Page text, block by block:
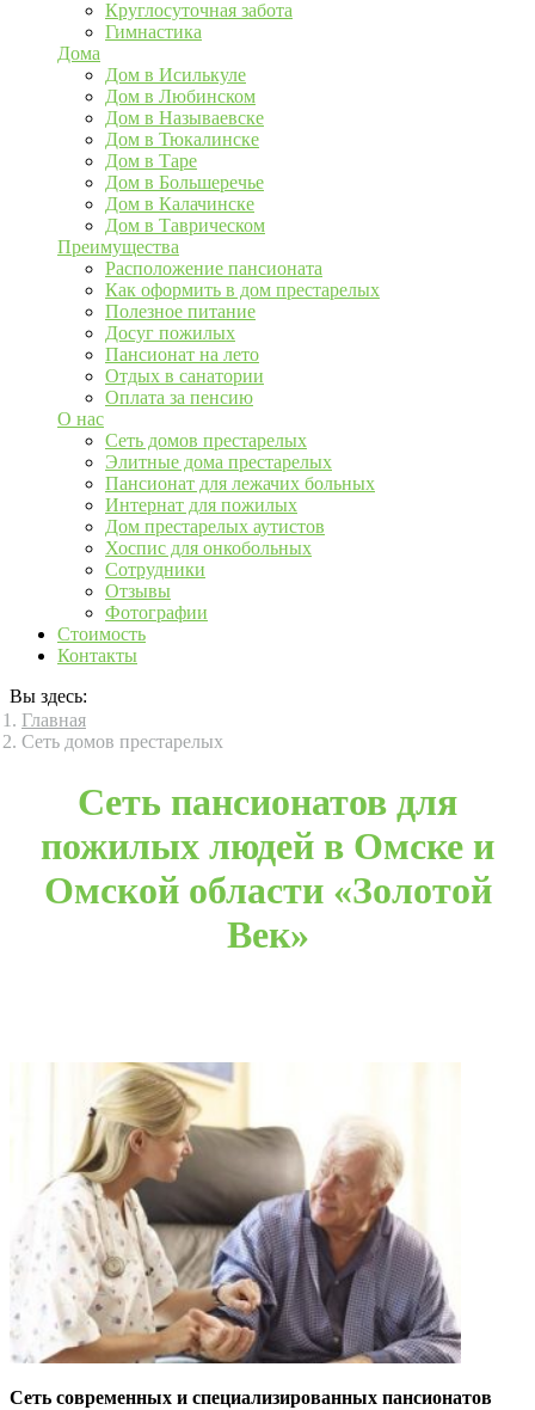
Круглосуточная забота
Гимнастика
Дома
Дом в Исилькуле
Дом в Любинском
Дом в Называевске
Дом в Тюкалинске
Дом в Таре
Дом в Большеречье
Дом в Калачинске
Дом в Таврическом
Преимущества
Расположение пансионата
Как оформить в дом престарелых
Полезное питание
Досуг пожилых
Пансионат на лето
Отдых в санатории
Оплата за пенсию
О нас
Сеть домов престарелых
Элитные дома престарелых
Пансионат для лежачих больных
Интернат для пожилых
Дом престарелых аутистов
Хоспис для онкобольных
Сотрудники
Отзывы
Фотографии
Стоимость
Контакты
Вы здесь:
Главная
Сеть домов престарелых
Сеть пансионатов для
пожилых людей в Омске и
Омской области «Золотой
Век»
Сеть современных и специализированных пансионатов